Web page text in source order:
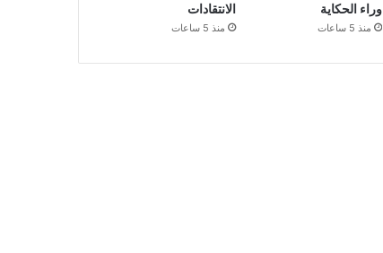
وراء الحكاية
منذ 5 ساعات
الانتقادات
منذ 5 ساعات